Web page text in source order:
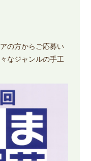
の方からご応募い
なジャンルの手工